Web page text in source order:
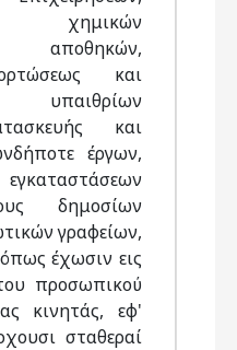
χημικών
αποθηκών,
και
υπαιθρίων
και
έργων,
δημοσίων
γραφείων,
έχωσιν εις
προσωπικού
κινητάς, εφ'
σταθεραί